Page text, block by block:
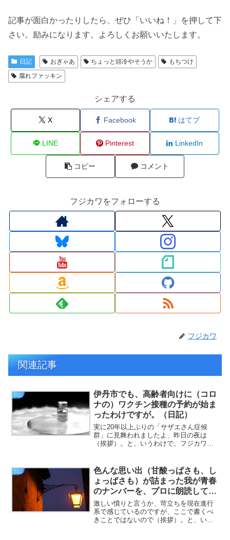
記事が面白かったりしたら、ぜひ「いいね！」を押して下
さい。励みになります。よろしくお願いいたします。
日記 おぎゃあ ちょっと頭冷やそうか
もちつけ
腐れファッキン
シェアする
X Facebook はてブ
LINE Pinterest LinkedIn
コピー コメント
フジカワをフォローする
フジカワ
関連記事
日記
伊丹市でも、高齢者向けに（コロ
ナの）ワクチン接種の予約が始ま
ったわけですが。（日記）
実に20年以上ぶりの「サザエさん症候
群」に見舞われましたよ、昨日の夜は
（挨拶）。と、いうわけで、フジカワで
AmazonMasterCardに「キャッシング枠
を付けませんか？」という...
日記
色んな思い出（甘酸っぱさも、し
ょっぱさも）が詰まった我が青春
のナンバーを、プロに朗読しても
らえるという幸福。（日記）
激しい憤りと言うか、苛立ちを現在進行
系で感じているのですが、ここで書くべ
きことではないので（挨拶）。と、いう